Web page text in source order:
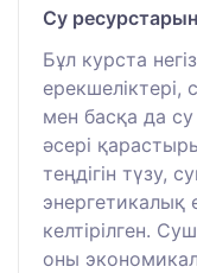
Су
Бұл курста
ерекшеліктері,
мен басқа да су
әсері
теңдігін түзу,
энергетикалық
келтірілген.
оны